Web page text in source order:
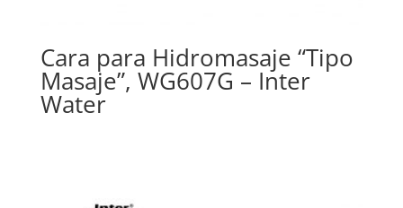
Cara para Hidromasaje “Tipo
Masaje”, WG607G – Inter
Water